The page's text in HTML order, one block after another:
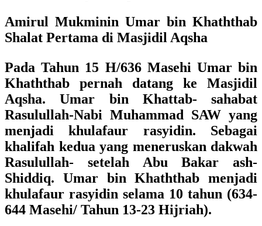
Amirul Mukminin Umar bin Khaththab
Shalat Pertama di Masjidil Aqsha
Pada Tahun 15 H/636 Masehi Umar bin
Khaththab pernah datang ke Masjidil
Aqsha. Umar bin Khattab- sahabat
Rasulullah-Nabi Muhammad SAW yang
menjadi khulafaur rasyidin. Sebagai
khalifah kedua yang meneruskan dakwah
Rasulullah- setelah Abu Bakar ash-
Shiddiq. Umar bin Khaththab menjadi
khulafaur rasyidin selama 10 tahun (634-
644 Masehi/ Tahun 13-23 Hijriah).